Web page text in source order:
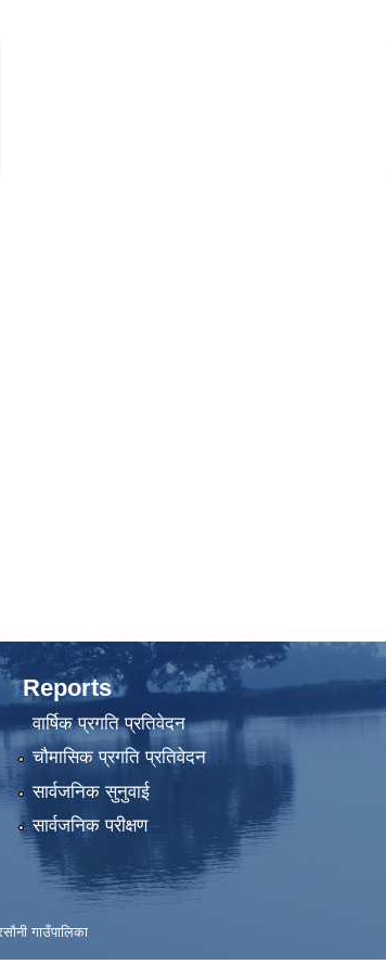
Reports
वार्षिक प्रगति प्रतिवेदन
चौमासिक प्रगति प्रतिवेदन
सार्वजनिक सुनुवाई
सार्वजनिक परीक्षण
गाउँपालिका